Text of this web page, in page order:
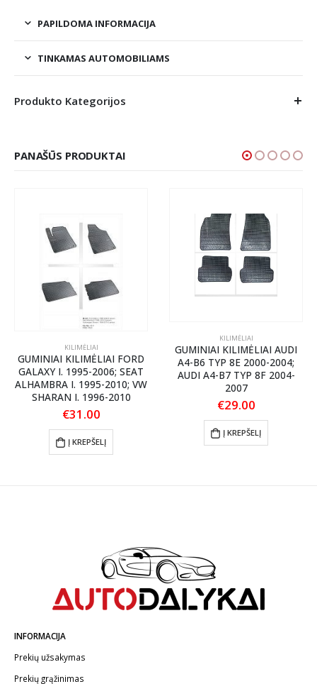
PAPILDOMA INFORMACIJA
TINKAMAS AUTOMOBILIAMS
Produkto Kategorijos
PANAŠŪS PRODUKTAI
KILIMĖLIAI
GUMINIAI KILIMĖLIAI FORD
GALAXY I. 1995-2006; SEAT
ALHAMBRA I. 1995-2010; VW
SHARAN I. 1996-2010
€31.00
Į KREPŠELĮ
KILIMĖLIAI
GUMINIAI KILIMĖLIAI AUDI
A4-B6 TYP 8E 2000-2004;
AUDI A4-B7 TYP 8F 2004-
2007
€29.00
Į KREPŠELĮ
INFORMACIJA
Prekių užsakymas
Prekių grąžinimas